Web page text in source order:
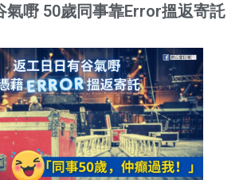
氣嘢 50歲同事靠Error搵返寄託